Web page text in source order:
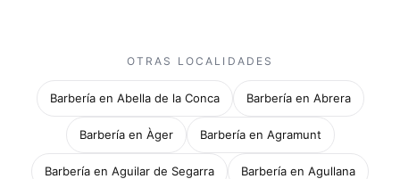
OTRAS LOCALIDADES
Barbería en Abella de la Conca Barbería en Abrera
Barbería en Àger Barbería en Agramunt
Barbería en Aguilar de Segarra Barbería en Agullana